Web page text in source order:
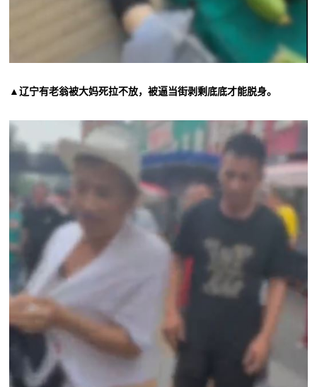
▲辽宁有老翁被大妈死拉不放，被逼当街剥剩底底才能脱身。